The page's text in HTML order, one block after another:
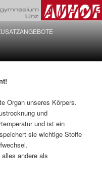
Organ unseres Körpers.
und
und ist ein
sie wichtige Stoffe
andere als